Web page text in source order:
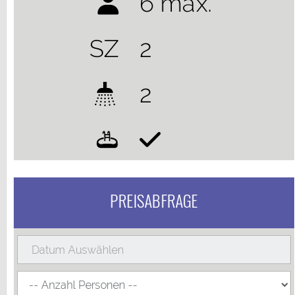
SZ
2
2
PREISABFRAGE